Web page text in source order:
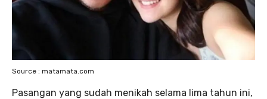
Source : matamata.com
Pasangan yang sudah menikah selama lima tahun ini,